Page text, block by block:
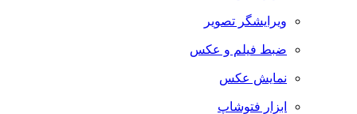
ویرایشگر تصویر
ضبط فيلم و عكس
نمایش عکس
ابزار فتوشاپ